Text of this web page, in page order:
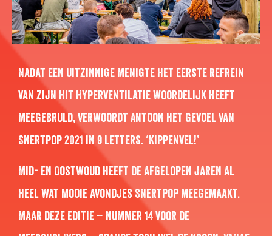
Nadat een uitzinnige menigte het eerste refrein
van zijn hit Hyperventilatie woordelijk heeft
meegebruld, verwoordt Antoon het gevoel van
Snertpop 2021 in 9 letters. ‘Kippenvel!’
Mid- en Oostwoud heeft de afgelopen jaren al
heel wat mooie avondjes Snertpop meegemaakt.
Maar deze editie – nummer 14 voor de